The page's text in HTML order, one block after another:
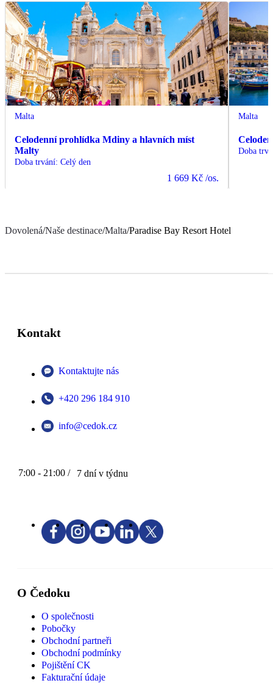
Malta
Celodenní prohlídka Mdiny a hlavních míst
Malty
Doba trvání: Celý den
1 669 Kč /os.
Malta
Doba
Dovolená/Naše destinace/Malta/Paradise Bay Resort Hotel
Kontakt
Kontaktujte nás
+420 296 184 910
info@cedok.cz
7:00 - 21:00 / 7 dní v týdnu
O Čedoku
O společnosti
Pobočky
Obchodní partneři
Obchodní podmínky
Pojištění CK
Fakturační údaje